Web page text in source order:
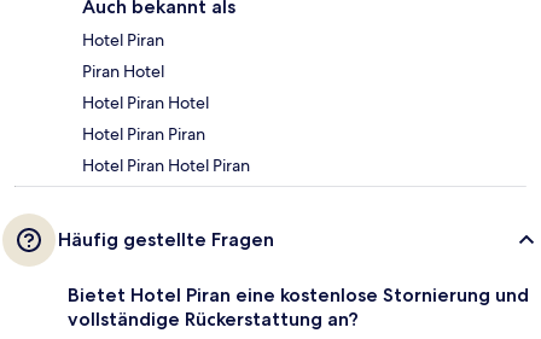
Auch bekannt als
Hotel Piran
Piran Hotel
Hotel Piran Hotel
Hotel Piran Piran
Hotel Piran Hotel Piran
Häufig gestellte Fragen
Bietet Hotel Piran eine kostenlose Stornierung und
vollständige Rückerstattung an?